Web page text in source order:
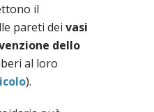
il
pareti dei vasi
dello
al loro
).